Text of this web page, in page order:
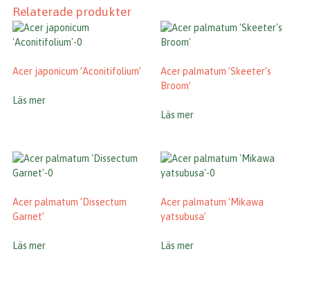
Relaterade produkter
Acer japonicum ’Aconitifolium’
Läs mer
Acer palmatum ’Skeeter’s
Broom’
Läs mer
Acer palmatum ’Dissectum
Garnet’
Läs mer
Acer palmatum ’Mikawa
yatsubusa’
Läs mer